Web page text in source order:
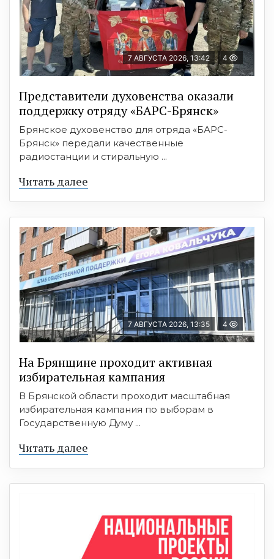
7 АВГУСТА 2026, 13:42 4
Представители духовенства оказали
поддержку отряду «БАРС-Брянск»
Брянское духовенство для отряда «БАРС-
Брянск» передали качественные
радиостанции и стиральную ...
Читать далее
7 АВГУСТА 2026, 13:35 4
На Брянщине проходит активная
избирательная кампания
В Брянской области проходит масштабная
избирательная кампания по выборам в
Государственную Думу ...
Читать далее